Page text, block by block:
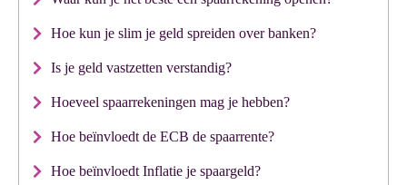
Hoe kun je slim je geld spreiden over banken?
Is je geld vastzetten verstandig?
Hoeveel spaarrekeningen mag je hebben?
Hoe beïnvloedt de ECB de spaarrente?
Hoe beïnvloedt Inflatie je spaargeld?